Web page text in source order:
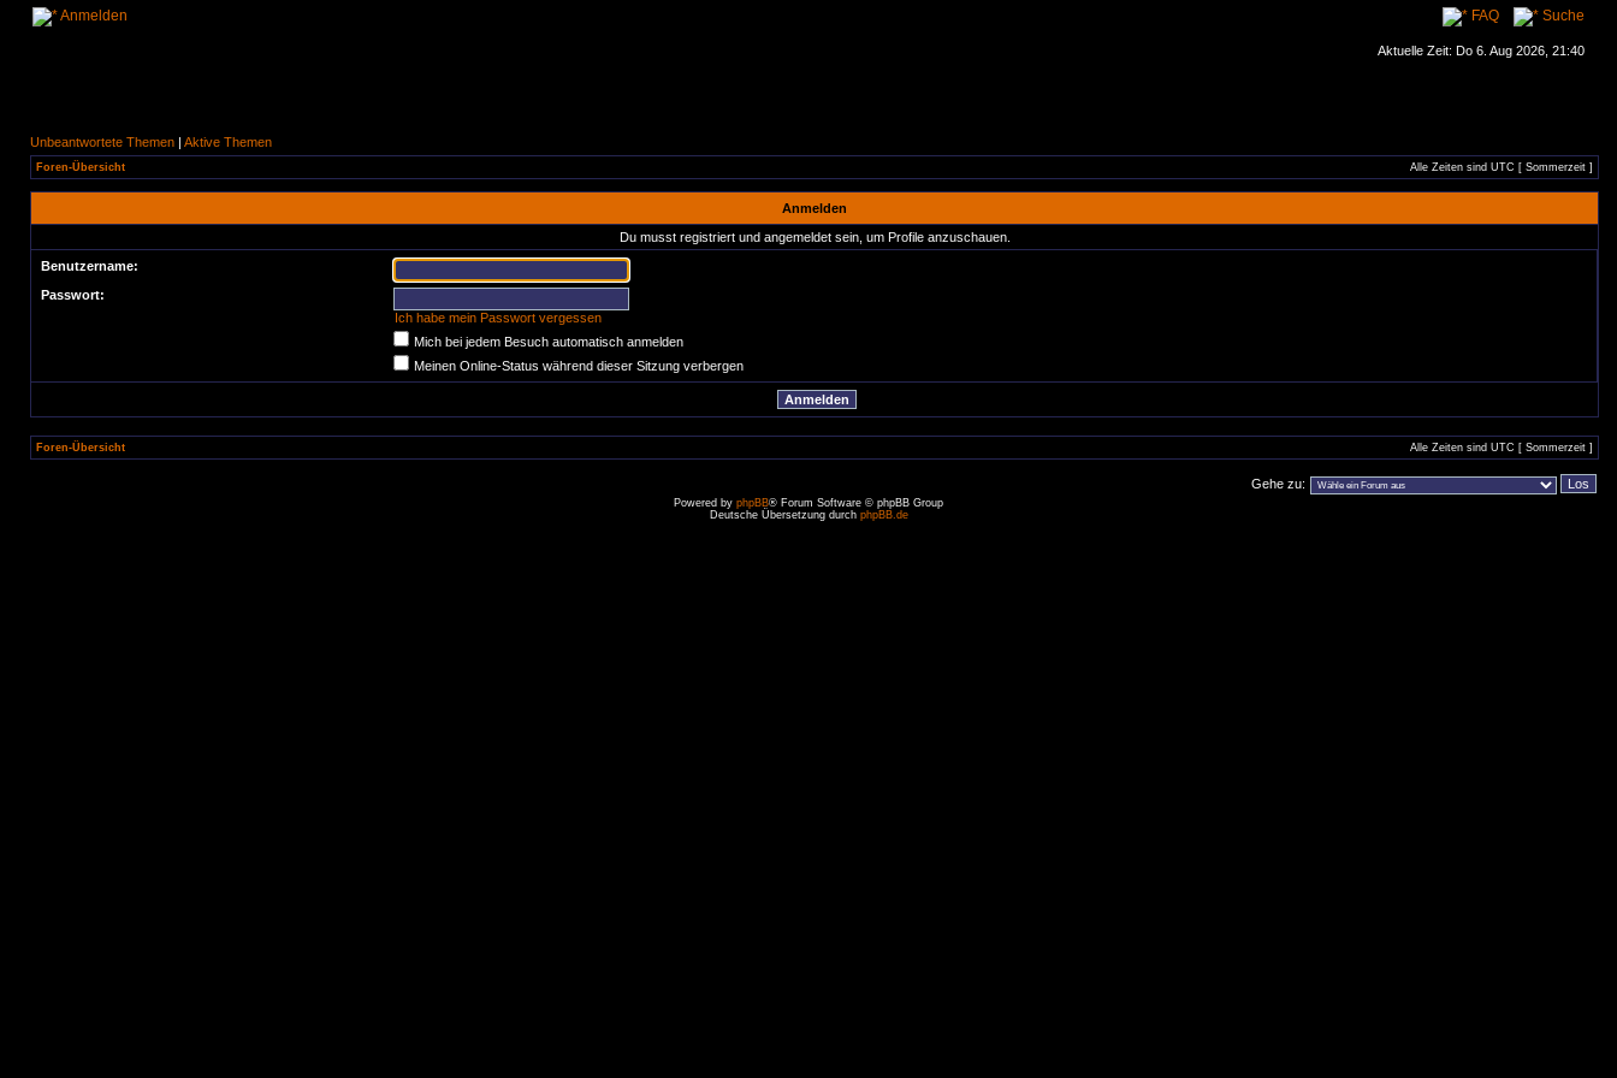
Anmelden FAQ Suche
Aktuelle Zeit: Do 6. Aug 2026, 21:40
Unbeantwortete Themen | Aktive Themen
Foren-Übersicht Alle Zeiten sind UTC [ Sommerzeit ]
Anmelden
Du musst registriert und angemeldet sein, um Profile anzuschauen.
Benutzername:
Passwort:
Ich habe mein Passwort vergessen
Mich bei jedem Besuch automatisch anmelden
Meinen Online-Status während dieser Sitzung verbergen
Foren-Übersicht Alle Zeiten sind UTC [ Sommerzeit ]
Gehe zu:
Powered by phpBB® Forum Software © phpBB Group
Deutsche Übersetzung durch phpBB.de